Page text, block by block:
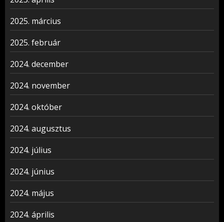
2025. március
2025. február
2024. december
2024. november
2024. október
2024. augusztus
2024. július
2024. június
2024. május
2024. április